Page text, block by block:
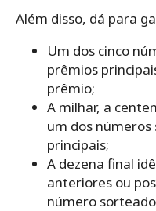
Além disso, dá para
Um dos cinco
prêmios
prêmio;
A milhar, a
um dos
principais;
A dezena final
anteriores ou
número